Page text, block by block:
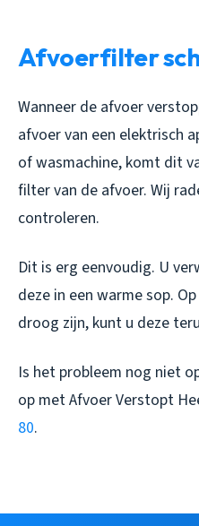
Afvoerfilter
Wanneer de afvoer
afvoer van een elektrisch
of wasmachine, komt dit
filter van de afvoer. Wij
controleren.
Dit is erg eenvoudig. U
deze in een warme sop.
droog zijn, kunt u deze
Is het probleem nog niet
op met Afvoer Verstopt
80.